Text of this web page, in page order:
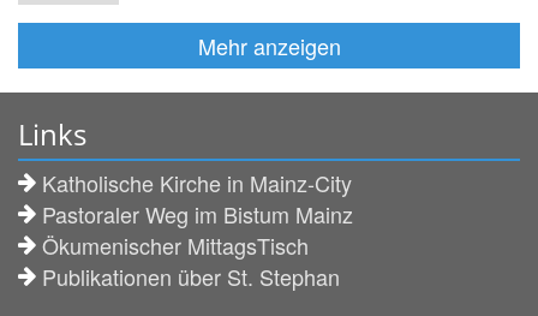
Mehr anzeigen
Links
Katholische Kirche in Mainz-City
Pastoraler Weg im Bistum Mainz
Ökumenischer MittagsTisch
Publikationen über St. Stephan